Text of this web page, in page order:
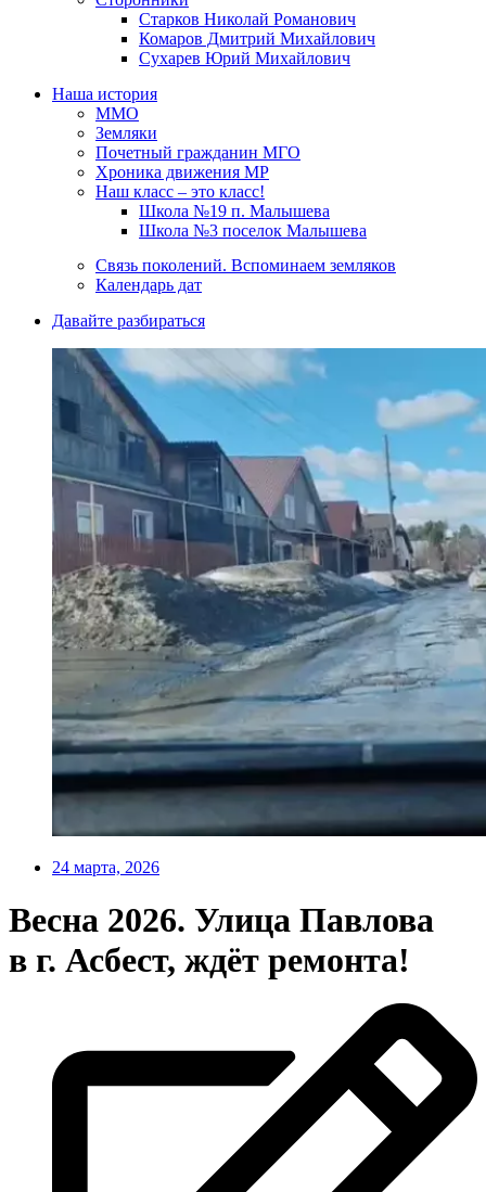
Старков Николай Романович
Комаров Дмитрий Михайлович
Сухарев Юрий Михайлович
Наша история
ММО
Земляки
Почетный гражданин МГО
Хроника движения МР
Наш класс – это класс!
Школа №19 п. Малышева
Школа №3 поселок Малышева
Связь поколений. Вспоминаем земляков
Календарь дат
Давайте разбираться
24 марта, 2026
Весна 2026. Улица Павлова
в г. Асбест, ждёт ремонта!